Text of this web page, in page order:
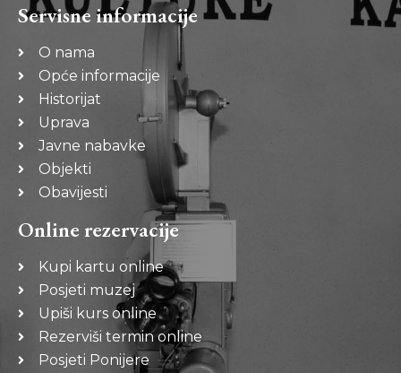
Servisne informacije
O nama
Opće informacije
Historijat
Uprava
Javne nabavke
Objekti
Obavijesti
Online rezervacije
Kupi kartu online
Posjeti muzej
Upiši kurs online
Rezerviši termin online
Posjeti Ponijere